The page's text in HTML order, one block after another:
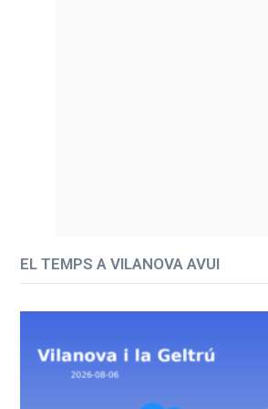
EL TEMPS A VILANOVA AVUI